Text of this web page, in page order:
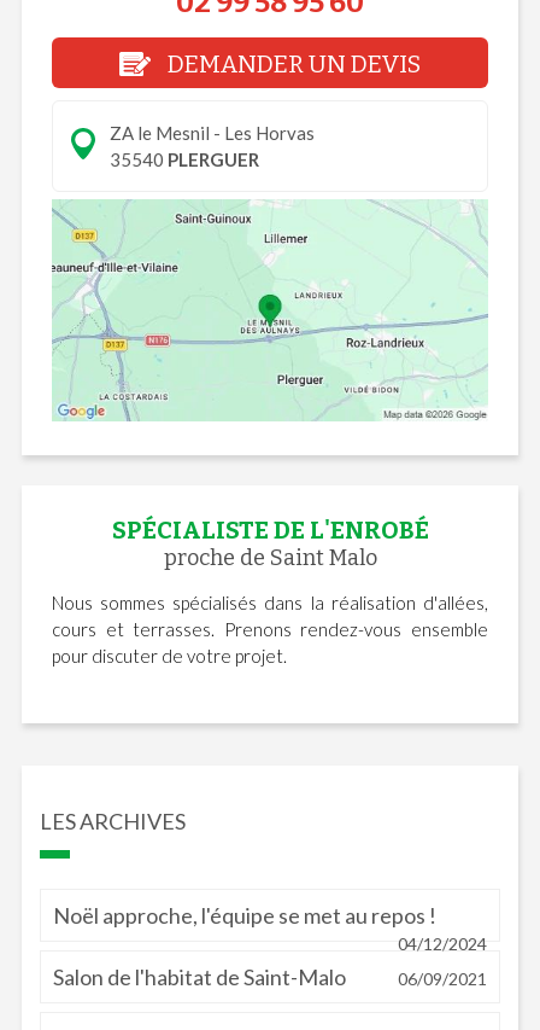
DEMANDER UN DEVIS
ZA le Mesnil - Les Horvas
35540 PLERGUER
SPÉCIALISTE DE L'ENROBÉ
proche de Saint Malo
Nous sommes spécialisés dans la réalisation d'allées,
cours et terrasses. Prenons rendez-vous ensemble
pour discuter de votre projet.
LES ARCHIVES
Noël approche, l'équipe se met au repos !
04/12/2024
Salon de l'habitat de Saint-Malo 06/09/2021